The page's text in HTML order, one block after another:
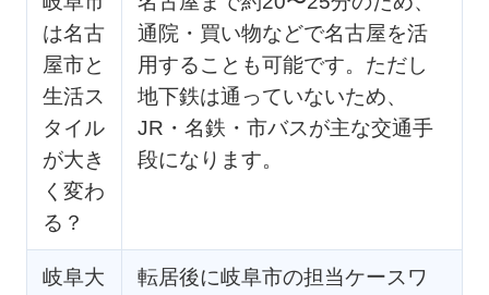
は名古
屋市と
生活ス
タイル
が大き
く変わ
る？
通院・買い物などで名古屋を活
用することも可能です。ただし
地下鉄は通っていないため、
JR・名鉄・市バスが主な交通手
段になります。
岐阜大
転居後に岐阜市の担当ケースワ